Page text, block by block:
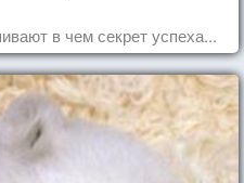
в чем секрет успеха...